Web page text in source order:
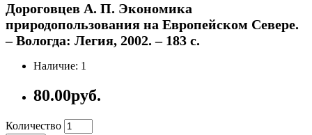
Дороговцев А. П. Экономика
природопользования на Европейском Севере.
– Вологда: Легия, 2002. – 183 с.
Наличие: 1
80.00руб.
Количество